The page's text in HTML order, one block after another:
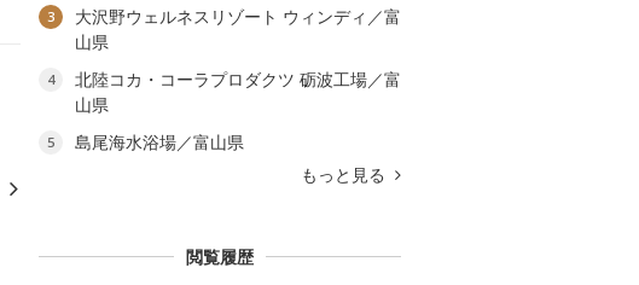
3
大沢野ウェルネスリゾート ウィンディ／富
山県
4
北陸コカ・コーラプロダクツ 砺波工場／富
山県
5
島尾海水浴場／富山県
もっと見る
閲覧履歴